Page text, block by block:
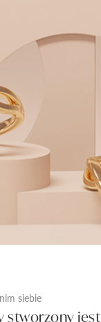
siebie
stworzony jest